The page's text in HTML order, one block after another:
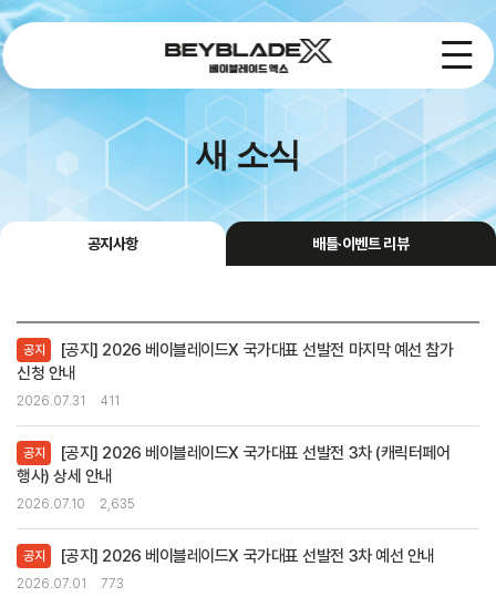
새 소식
공지사항 배틀·이벤트 리뷰
공지
[공지] 2026 베이블레이드X 국가대표 선발전 마지막 예선 참가
신청 안내
2026.07.31 411
공지
[공지] 2026 베이블레이드X 국가대표 선발전 3차 (캐릭터페어
행사) 상세 안내
2026.07.10 2,635
공지 [공지] 2026 베이블레이드X 국가대표 선발전 3차 예선 안내
2026.07.01 773